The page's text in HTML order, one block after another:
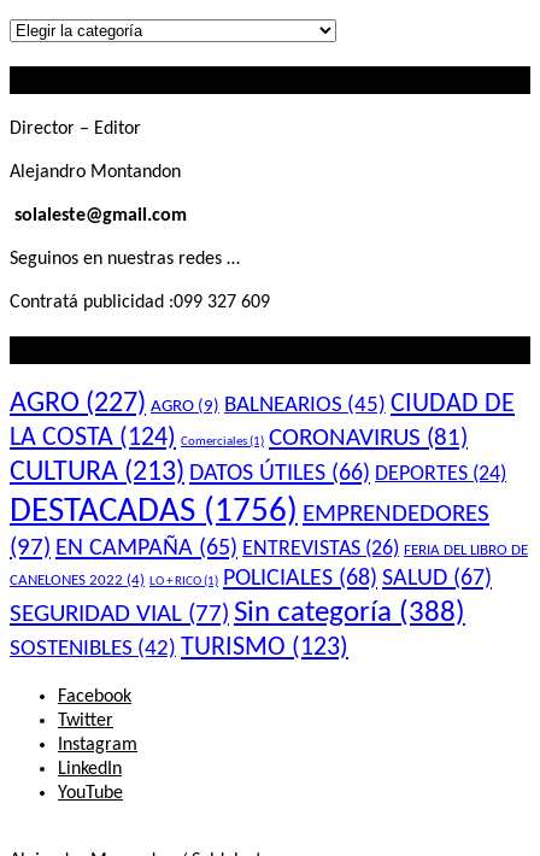
Lo
Director – Editor
Alejandro Montandon
solaleste@gmail.com
Seguinos en nuestras redes …
Contratá publicidad :099 327 609
AGRO (227) AGRO (9) BALNEARIOS (45) CIUDAD DE
LA COSTA (124) Comerciales(1) CORONAVIRUS (81)
CULTURA (213) DATOS ÚTILES (66) DEPORTES (24)
DESTACADAS (1756) EMPRENDEDORES
(97) EN CAMPAÑA (65) ENTREVISTAS (26) FERIA DEL LIBRO DE
CANELONES 2022 (4) LO + RICO(1) POLICIALES (68) SALUD (67)
SEGURIDAD VIAL (77) Sin categoría (388)
SOSTENIBLES (42) TURISMO (123)
Facebook
Twitter
Instagram
LinkedIn
YouTube